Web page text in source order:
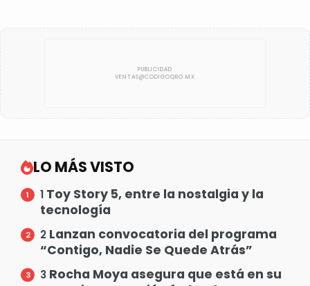
LO MÁS VISTO
1 Toy Story 5, entre la nostalgia y la
tecnología
2 Lanzan convocatoria del programa
“Contigo, Nadie Se Quede Atrás”
3 Rocha Moya asegura que está en su